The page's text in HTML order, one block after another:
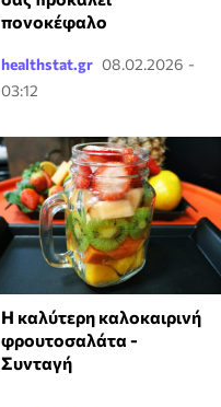
πονοκέφαλο
healthstat.gr 08.02.2026 -
03:12
Η καλύτερη καλοκαιρινή
φρουτοσαλάτα -
Συνταγή